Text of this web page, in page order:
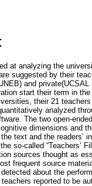
at analyzing the
suggested by their
and
start their term in
their 21
analyzed
The two open-
dimensions and
text and the readers’
so-called “Teachers’
sources thought as
frequent source
about the
reported to be